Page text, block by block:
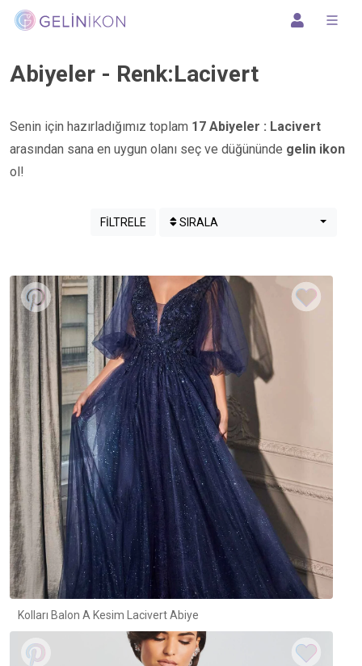
Abiyeler - Renk:Lacivert
Senin için hazırladığımız toplam 17 Abiyeler : Lacivert
arasından sana en uygun olanı seç ve düğününde gelin ikon
ol!
FİLTRELE SIRALA
Kolları Balon A Kesim Lacivert Abiye